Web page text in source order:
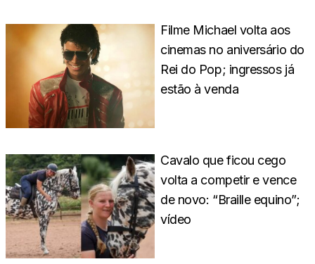
Filme Michael volta aos
cinemas no aniversário do
Rei do Pop; ingressos já
estão à venda
Cavalo que ficou cego
volta a competir e vence
de novo: “Braille equino”;
vídeo